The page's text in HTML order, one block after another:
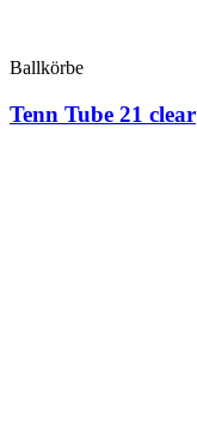
Ballkörbe
Tenn Tube 21 clear